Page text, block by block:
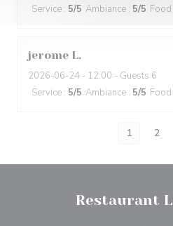
Service : 5/5 Ambiance : 5/5 Food
jerome L
2026-06-24 - 12:00 - Guests 6
Service : 5/5 Ambiance : 5/5 Food
1 2
Restaurant